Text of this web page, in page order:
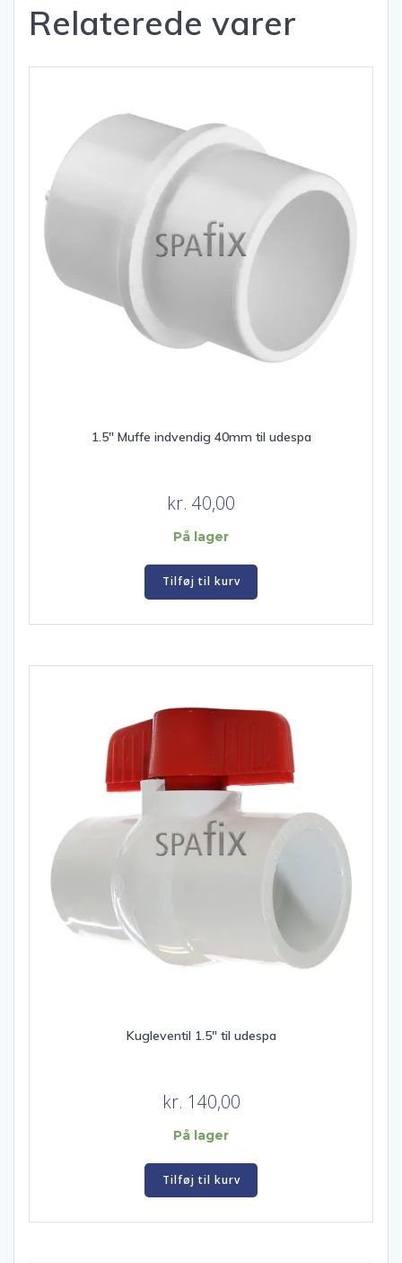
Relaterede varer
1.5″ Muffe indvendig 40mm til udespa
kr. 40,00
På lager
Tilføj til kurv
Kugleventil 1.5″ til udespa
kr. 140,00
På lager
Tilføj til kurv